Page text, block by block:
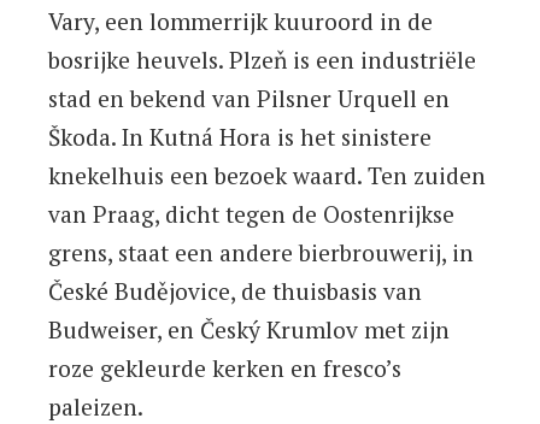
Vary, een lommerrijk kuuroord in de
bosrijke heuvels. Plzeň is een industriële
stad en bekend van Pilsner Urquell en
Škoda. In Kutná Hora is het sinistere
knekelhuis een bezoek waard. Ten zuiden
van Praag, dicht tegen de Oostenrijkse
grens, staat een andere bierbrouwerij, in
České Budějovice, de thuisbasis van
Budweiser, en Český Krumlov met zijn
roze gekleurde kerken en fresco’s
paleizen.